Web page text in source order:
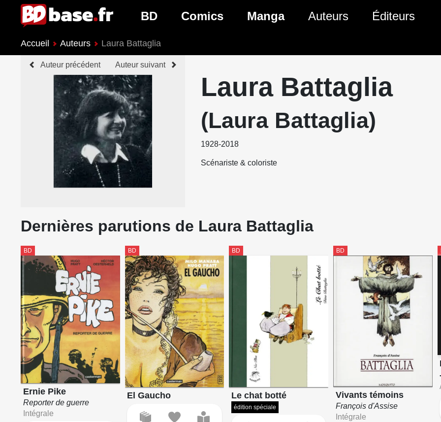
BD
Nouveautés BD
Prochaines sorties BD
Genres BD
Comics
Genres Comics
Manga
Genres Manga
Auteurs Éditeurs
Accueil Auteurs Laura Battaglia
Auteur précédent Auteur suivant
Laura Battaglia
(Laura Battaglia)
1928-2018
Scénariste & coloriste
Dernières parutions de Laura Battaglia
BD
Ernie Pike
Reporter de guerre
Intégrale
BD
El Gaucho
BD
Le chat botté
édition spéciale
BD
Vivants témoins
François d'Assise
Intégrale